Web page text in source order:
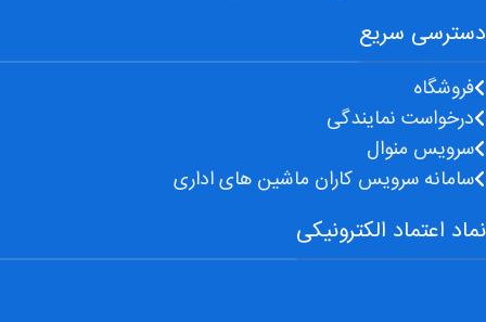
نماد اعتماد الکترونیکی
دسترسی سریع
فروشگاه
درخواست نمایندگی
سرویس منوال
سامانه سرویس کاران ماشین های اداری